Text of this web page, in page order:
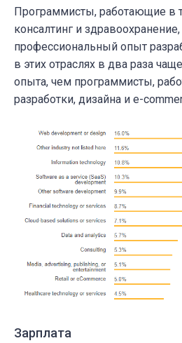
Программисты, работающие в
консалтинг и
профессиональный опыт
в этих отраслях в два раза
опыта, чем программисты,
разработки, дизайна и e-
Зарплата